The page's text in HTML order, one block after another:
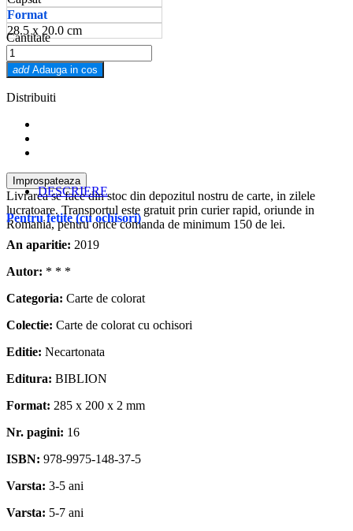
Format
28.5 x 20.0 cm
Cantitate
add Adauga in cos
Distribuiti
Livrarea se face din stoc din depozitul nostru de carte, in zilele
lucratoare. Transportul este gratuit prin curier rapid, oriunde in
Romania, pentru orice comanda de minimum 150 de lei.
DESCRIERE
Pentru fetite (cu ochisori)
An aparitie: 2019
Autor: * * *
Categoria: Carte de colorat
Colectie: Carte de colorat cu ochisori
Editie: Necartonata
Editura: BIBLION
Format: 285 x 200 x 2 mm
Nr. pagini: 16
ISBN: 978-9975-148-37-5
Varsta: 3-5 ani
Varsta: 5-7 ani